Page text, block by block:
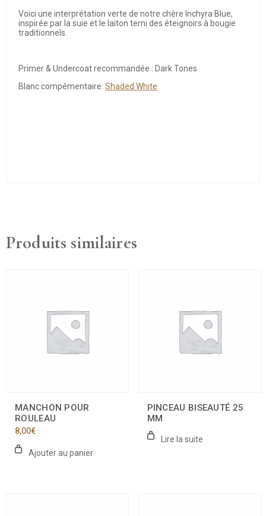
Voici une interprétation verte de notre chère Inchyra Blue,
inspirée par la suie et le laiton terni des éteignoirs à bougie
traditionnels.
Primer & Undercoat recommandée : Dark Tones
Blanc compémentaire: Shaded White
Produits similaires
MANCHON POUR
ROULEAU
8,00€
Ajouter au panier
PINCEAU BISEAUTÉ 25
MM
Lire la suite